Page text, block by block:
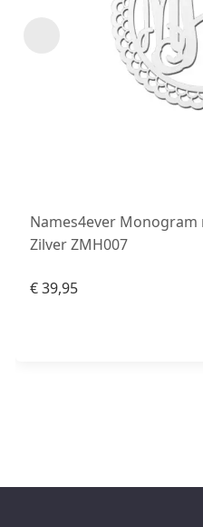
Names4ever
Zilver ZMH007
€39,95